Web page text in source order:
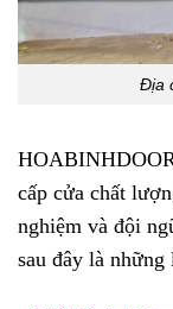
Địa
cấp cửa chất
nghiệm và đội
sau đây là